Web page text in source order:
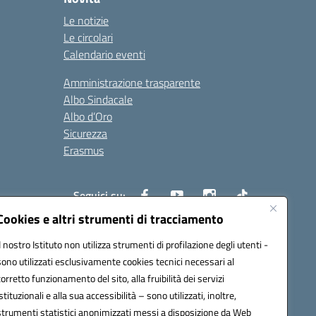
e altri strumenti di tracciamento
nostro Istituto non utilizza strumenti di profilazione degli utenti -
utilizzati esclusivamente cookies tecnici necessari al
funzionamento del sito, alla fruibilità dei servizi
e alla sua accessibilità – sono utilizzati, inoltre,
statistici anonimizzati messi a disposizione da Web
Le notizie
Le circolari
Calendario eventi
Amministrazione trasparente
Albo Sindacale
Albo d’Oro
Sicurezza
Erasmus
Seguici su: